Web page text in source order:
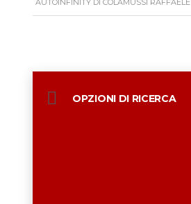
AUTOINFINITY DI COLAMUSSI RAFFAELE
OPZIONI DI RICERCA